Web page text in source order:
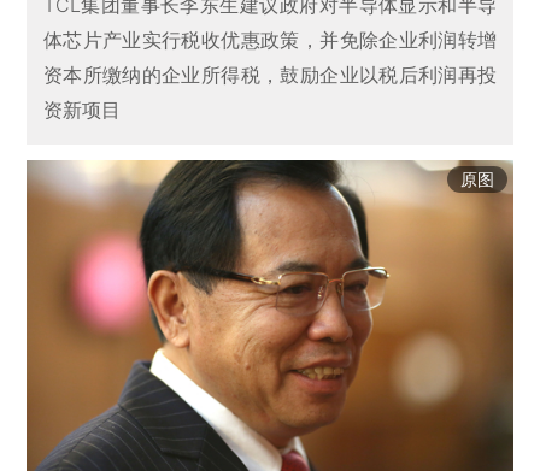
TCL集团董事长李东生建议政府对半导体显示和半导
体芯片产业实行税收优惠政策，并免除企业利润转增
资本所缴纳的企业所得税，鼓励企业以税后利润再投
资新项目
原图